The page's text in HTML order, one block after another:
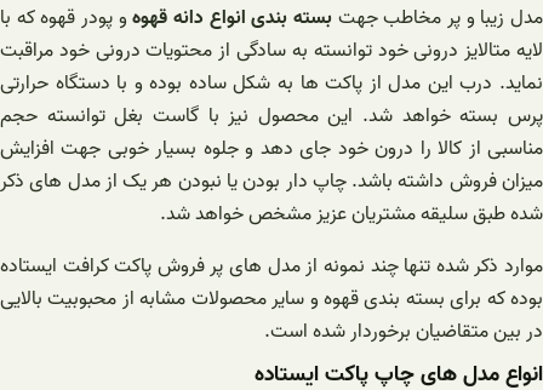
مدل زیبا و پر مخاطب جهتبسته بندی انواع دانه قهوهو پودر قهوه که با
لایه متالایز درونی خود توانسته به سادگی از محتویات درونی خود مراقبت
نماید. درب این مدل از پاکت ها به شکل ساده بوده و با دستگاه حرارتی
پرس بسته خواهد شد. این محصول نیز با گاست بغل توانسته حجم
مناسبی از کالا را درون خود جای دهد و جلوه بسیار خوبی جهت افزایش
میزان فروش داشته باشد. چاپ دار بودن یا نبودن هر یک از مدل های ذکر
شده طبق سلیقه مشتریان عزیز مشخص خواهد شد.
موارد ذکر شده تنها چند نمونه از مدل های پر فروش پاکت کرافت ایستاده
بوده که برای بسته بندی قهوه و سایر محصولات مشابه از محبوبیت بالایی
در بین متقاضیان برخوردار شده است.
انواع مدل های چاپ پاکت ایستاده